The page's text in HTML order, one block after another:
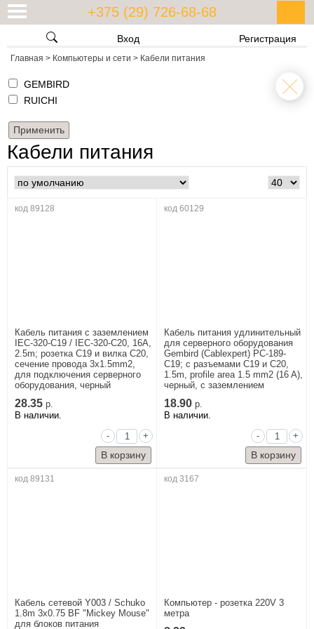
+375 (29) 726-68-68
Вход Регистрация
Главная > Компьютеры и сети > Кабели питания
GEMBIRD
RUICHI
Кабели питания
код 89128
Кабель питания с заземлением
IEC-320-C19 / IEC-320-C20, 16A,
2.5m; розетка C19 и вилка C20,
сечение провода 3x1.5mm2,
для подключения серверного
оборудования, черный
28.35 р.
В наличии.
-
+
код 60129
Кабель питания удлинительный
для серверного оборудования
Gembird (Cablexpert) PC-189-
C19; с разъемами C19 и C20,
1.5m, profile area 1.5 mm2 (16 A),
черный, с заземлением
18.90 р.
В наличии.
-
+
код 89131
Кабель сетевой Y003 / Schuko
1.8m 3x0.75 BF "Mickey Mouse"
для блоков питания
код 3167
Компьютер - розетка 220V 3
метра